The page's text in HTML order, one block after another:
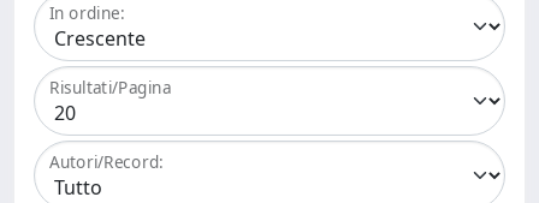
In ordine:
Risultati/Pagina
Autori/Record: